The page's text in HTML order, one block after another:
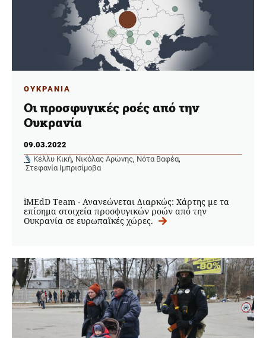
ΟΥΚΡΑΝΙΑ
Οι προσφυγικές ροές από την
Ουκρανία
09.03.2022
Κέλλυ Κική, Νικόλας Αρώνης, Νότα Βαφέα,
Στεφανία Ιμπρισίμοβα
iMEdD Team - Ανανεώνεται Διαρκώς: Χάρτης με τα
επίσημα στοιχεία προσφυγικών ροών από την
Ουκρανία σε ευρωπαϊκές χώρες.